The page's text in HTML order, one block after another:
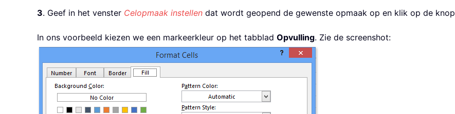
3. Geef in het venster Celopmaak instellen dat wordt geopend de gewenste opmaak op en klik op de knop
In ons voorbeeld kiezen we een markeerkleur op het tabblad Opvulling. Zie de screenshot: